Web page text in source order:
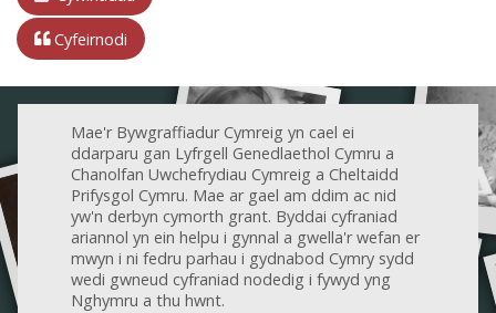
Cyfeirnodi
Mae'r Bywgraffiadur Cymreig yn cael ei
ddarparu gan Lyfrgell Genedlaethol Cymru a
Chanolfan Uwchefrydiau Cymreig a Cheltaidd
Prifysgol Cymru. Mae ar gael am ddim ac nid
yw'n derbyn cymorth grant. Byddai cyfraniad
ariannol yn ein helpu i gynnal a gwella'r wefan er
mwyn i ni fedru parhau i gydnabod Cymry sydd
wedi gwneud cyfraniad nodedig i fywyd yng
Nghymru a thu hwnt.